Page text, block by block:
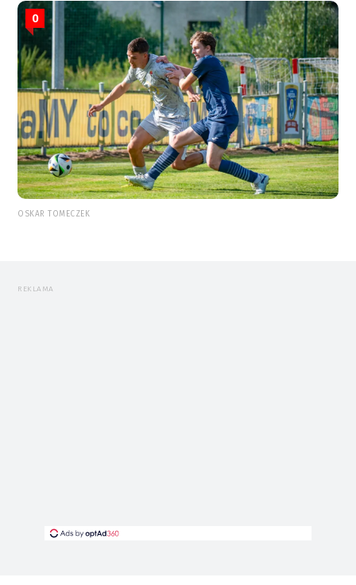
0
OSKAR TOMECZEK
REKLAMA